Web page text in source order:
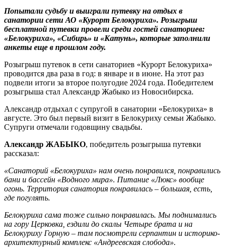
Попытали судьбу и выиграли путевку на отдых в
санатории сети АО «Курорт Белокуриха». Розыгрыш
бесплатной путевки провели среди гостей санаториев:
«Белокуриха», «Сибирь» и «Катунь», которые заполнили
анкеты еще в прошлом году.
Розыгрыш путевок в сети санаториев «Курорт Белокуриха»
проводится два раза в год: в январе и в июне. На этот раз
подвели итоги за второе полугодие 2024 года. Победителем
розыгрыша стал Александр Жабыко из Новосибирска.
Александр отдыхал с супругой в санатории «Белокуриха» в
августе. Это был первый визит в Белокуриху семьи Жабыко.
Супруги отмечали годовщину свадьбы.
Александр ЖАБЫКО, победитель розыгрыша путевки
рассказал:
«Санаторий «Белокуриха» нам очень понравился, понравились
бани и бассейн «Водного мира». Питание «Люкс» вообще
огонь. Территория санатория понравилась – большая, есть,
где погулять.
Белокуриха сама тоже сильно понравилась. Мы поднимались
на гору Церковка, ездили до скалы Четыре брата и на
Белокуриху Горную – там посмотрели серпантин и историко-
архитектурный комплекс «Андреевская слобода».